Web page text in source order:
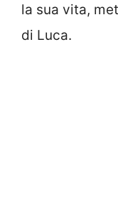
la sua vita,
di Luca.